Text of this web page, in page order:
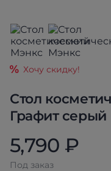
Стол
Графит серый
Хочу скидку!
5,790 ₽
Под заказ